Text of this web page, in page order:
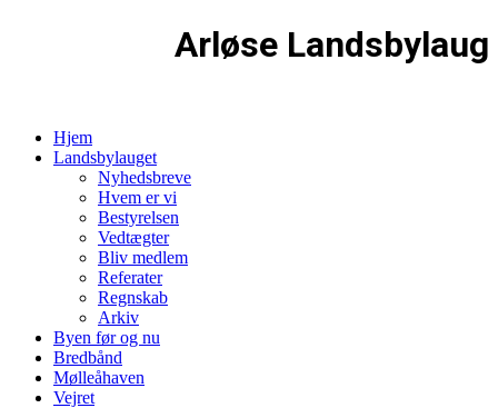
Arløse Landsbylaug
Hjem
Landsbylauget
Nyhedsbreve
Hvem er vi
Bestyrelsen
Vedtægter
Bliv medlem
Referater
Regnskab
Arkiv
Byen før og nu
Bredbånd
Mølleåhaven
Vejret